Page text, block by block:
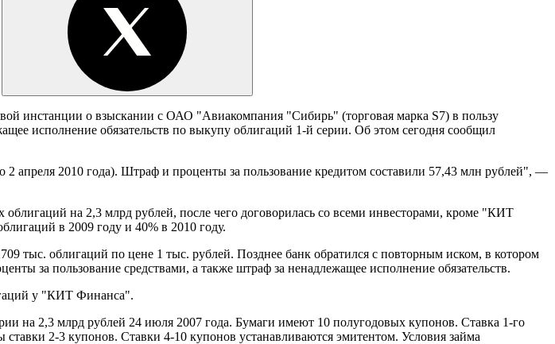
инстанции о взыскании с ОАО "Авиакомпания "Сибирь" (торговая марка S7) в пользу
исполнение обязательств по выкупу облигаций 1-й серии. Об этом сегодня сообщил
2 апреля 2010 года). Штраф и проценты за пользование кредитом составили 57,43 млн рублей", —
на 2,3 млрд рублей, после чего договорилась со всеми инвесторами, кроме "КИТ
в 2009 году и 40% в 2010 году.
тыс. облигаций по цене 1 тыс. рублей. Позднее банк обратился с повторным иском, в котором
за пользование средствами, а также штраф за ненадлежащее исполнение обязательств.
у "КИТ Финанса".
на 2,3 млрд рублей 24 июля 2007 года. Бумаги имеют 10 полугодовых купонов. Ставка 1-го
2-3 купонов. Ставки 4-10 купонов устанавливаются эмитентом. Условия займа